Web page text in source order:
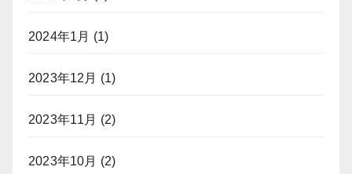
2024年1月 (1)
2023年12月 (1)
2023年11月 (2)
2023年10月 (2)